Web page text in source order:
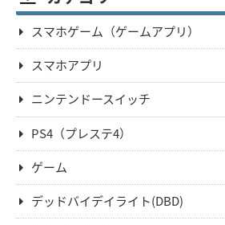
スマホゲーム（ゲームアプリ）
スマホアプリ
ニンテンドースイッチ
PS4（プレステ4）
ゲーム
デッドバイデイライト(DBD)